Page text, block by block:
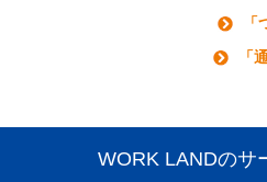
「
WORK LANDのサ